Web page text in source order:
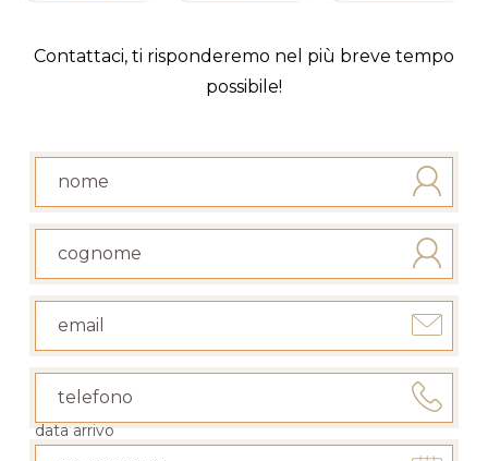
Contattaci, ti risponderemo nel più breve tempo
possibile!
data arrivo